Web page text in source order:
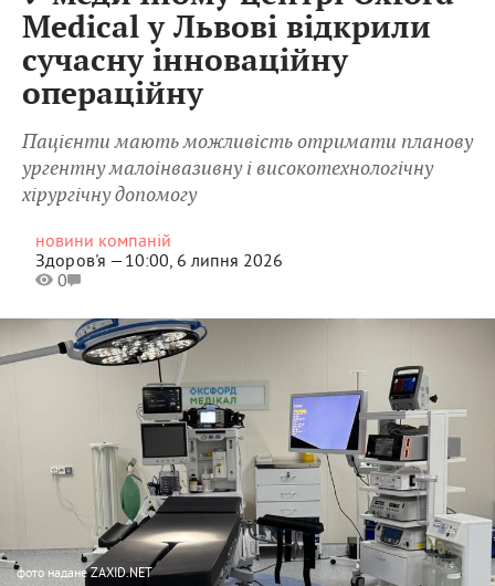
Medical у Львові відкрили
сучасну інноваційну
операційну
Пацієнти мають можливість отримати планову
ургентну малоінвазивну і високотехнологічну
хірургічну допомогу
новини компаній
Здоров'я —10:00, 6 липня 2026
0
фото надане ZAXID.NET